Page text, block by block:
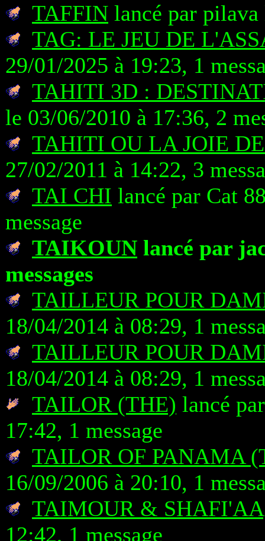
TAFFIN lancé par pilava
TAG: LE JEU DE
29/01/2025 à 19:23, 1
TAHITI 3D :
le 03/06/2010 à 17:36, 2
TAHITI OU LA JOIE
27/02/2011 à 14:22, 3
TAI CHI lancé par Cat
message
TAIKOUN lancé par
messages
TAILLEUR POUR
18/04/2014 à 08:29, 1
TAILLEUR POUR
18/04/2014 à 08:29, 1
TAILOR (THE) lancé
17:42, 1 message
TAILOR OF PANAMA
16/09/2006 à 20:10, 1
TAIMOUR & SHAFI'AA
12:42, 1 message